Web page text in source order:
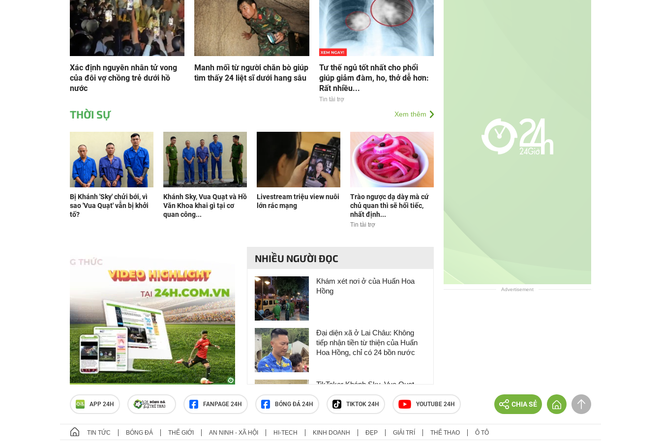
Xác định nguyên nhân tử vong
của đôi vợ chồng trẻ dưới hồ
nước
Manh mối từ người chăn bò giúp
tìm thấy 24 liệt sĩ dưới hang sâu
Tư thế ngủ tốt nhất cho phổi
giúp giảm đàm, ho, thở dễ hơn:
Rất nhiều...
Tin tài trợ
THỜI SỰ Xem thêm
Bị Khánh 'Sky' chửi bới, vì
sao 'Vua Quạt' vẫn bị khởi
tố?
Khánh Sky, Vua Quạt và Hồ
Văn Khoa khai gì tại cơ
quan công...
Livestream triệu view nuôi
lớn rác mạng
Trào ngược dạ dày mà cứ
chủ quan thì sẽ hối tiếc,
nhất định...
Tin tài trợ
NHIỀU NGƯỜI ĐỌC
Khám xét nơi ở của Huấn Hoa
Hồng
Đại diện xã ở Lai Châu: Không
tiếp nhận tiền từ thiện của Huấn
Hoa Hồng, chỉ có 24 bồn nước
TikToker Khánh Sky, Vua Quạt,
Hồ Văn Khoa bị khởi tố
Huấn Hoa Hồng sở hữu hệ sinh
Advertisement
APP 24H FANPAGE 24H BÓNG ĐÁ 24H TIKTOK 24H YOUTUBE 24H CHIA SẺ
TIN TỨC BÓNG ĐÁ THẾ GIỚI AN NINH - XÃ HỘI HI-TECH KINH DOANH ĐẸP GIẢI TRÍ THỂ THAO Ô TÔ